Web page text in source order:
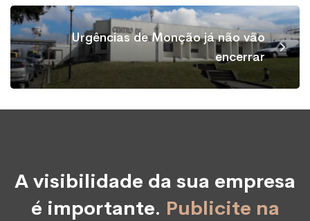
Urgências de Monção já não vão
encerrar
A visibilidade da sua empresa
é importante. Publicite na